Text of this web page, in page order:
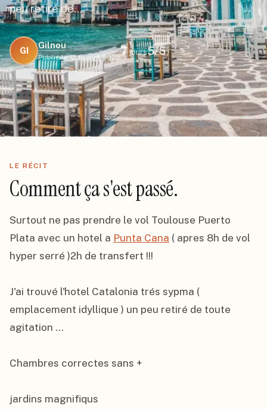
peu retiré de…
GI
Gilnou
Publié le 12 février 2025
7jours5/5
LE RÉCIT
Comment ça s'est passé.
Surtout ne pas prendre le vol Toulouse Puerto
Plata avec un hotel a Punta Cana ( apres 8h de vol
hyper serré )2h de transfert !!!
J'ai trouvé l'hotel Catalonia trés sypma (
emplacement idyllique ) un peu retiré de toute
agitation ...
Chambres correctes sans +
jardins magnifiqus